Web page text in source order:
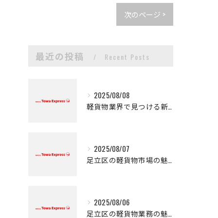
次のページ >
最近の投稿 Recent Posts
2025/08/08
軽貨物業界で見つける新たなキャリアの可能性
2025/08/07
足立区の軽貨物市場の魅力
2025/08/06
足立区の軽貨物業務の魅力